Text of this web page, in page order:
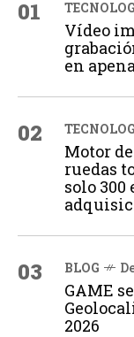
01
Vídeo
en
02
Motor
ruedas
solo
03 BLOG
GAME
2026